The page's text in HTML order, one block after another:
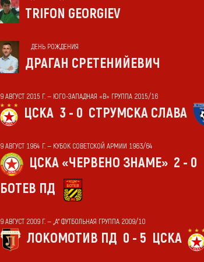
TRIFON GEORGIEV
ДЕНЬ РОЖДЕНИЯ
ДРАГАН СРЕТЕНИЙЕВИЧ
9 АВГУСТ 2015 Г. — ЮГО-ЗАПАДНАЯ «В» ГРУППА 2015/16
ЦСКА 3 - 0 СТРУМСКА СЛАВА
9 АВГУСТ 1964 Г. — КУБОК СОВЕТСКОЙ АРМИИ 1963/64
ЦСКА «ЧЕРВЕНО ЗНАМЕ» 2 - 0
БОТЕВ ПД
9 АВГУСТ 2009 Г. — „А“ ФУТБОЛЬНАЯ ГРУППА 2009/10
ЛОКОМОТИВ ПД 0 - 5 ЦСКА